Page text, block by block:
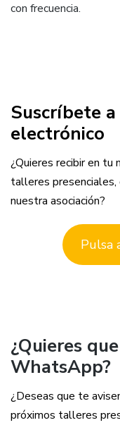
con frecuencia.
Suscríbete
electrónico
¿Quieres recibir en tu
talleres presenciales,
nuestra asociación?
Pulsa
¿Quieres
WhatsApp?
¿Deseas que te
próximos talleres